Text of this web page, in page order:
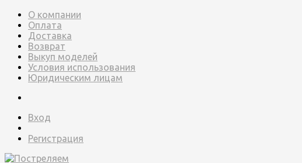
О компании
Оплата
Доставка
Возврат
Выкуп моделей
Условия использования
Юридическим лицам
Вход
Регистрация